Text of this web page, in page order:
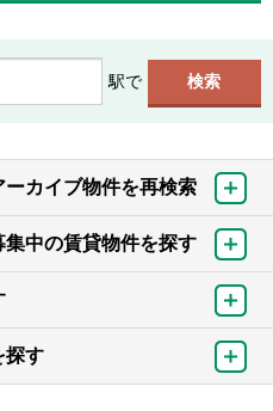
駅で
カイブ物件を再検索
中の賃貸物件を探す
探す